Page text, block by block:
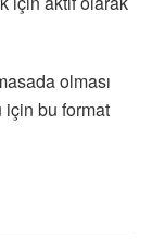
olması
için bu format